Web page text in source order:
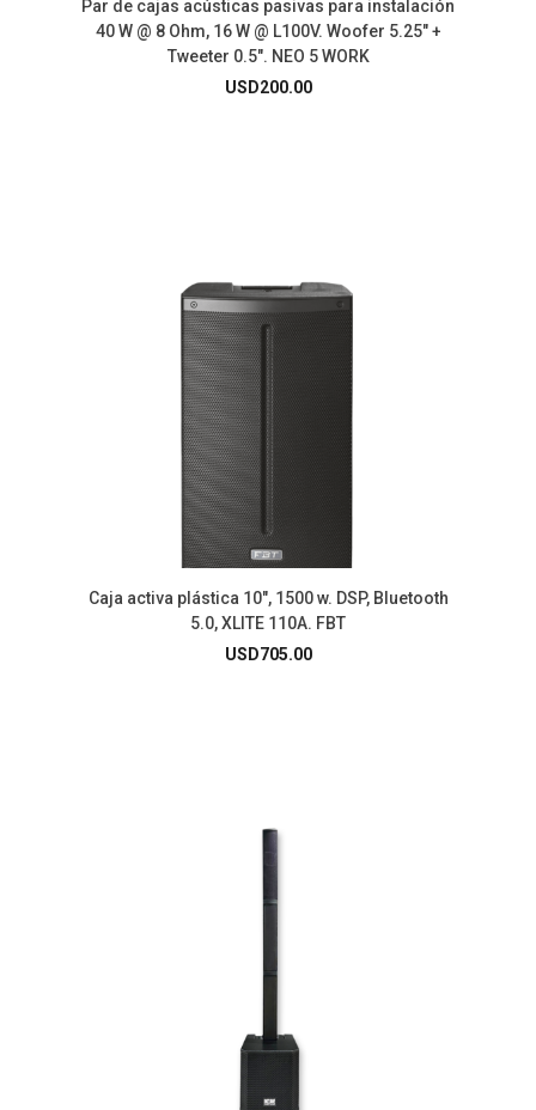
Par de cajas acústicas pasivas para instalación
40 W @ 8 Ohm, 16 W @ L100V. Woofer 5.25″ +
Tweeter 0.5″. NEO 5 WORK
USD200.00
Caja activa plástica 10″, 1500 w. DSP, Bluetooth
5.0, XLITE 110A. FBT
USD705.00